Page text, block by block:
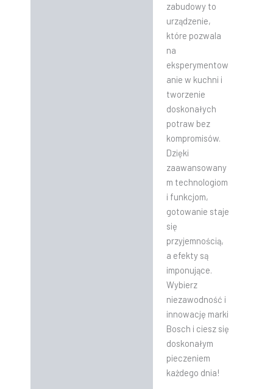
zabudowy to
urządzenie,
które pozwala
na
eksperymentow
anie w kuchni i
tworzenie
doskonałych
potraw bez
kompromisów.
Dzięki
zaawansowany
m technologiom
i funkcjom,
gotowanie staje
się
przyjemnością,
a efekty są
imponujące.
Wybierz
niezawodność i
innowację marki
Bosch i ciesz się
doskonałym
pieczeniem
każdego dnia!